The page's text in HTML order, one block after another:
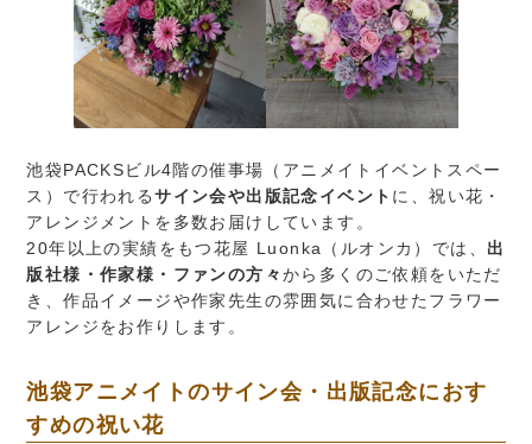
池袋PACKSビル4階の催事場（アニメイトイベントスペー
ス）で行われるサイン会や出版記念イベント に、祝い花・
アレンジメントを多数お届けしています。
20年以上の実績をもつ花屋 Luonka（ルオンカ）では、 出
版社様・作家様・ファンの方々から多くのご依頼をいただ
き、作品イメージや作家先生の雰囲気に合わせたフラワー
アレンジをお作りします。
池袋アニメイトのサイン会・出版記念におす
すめの祝い花